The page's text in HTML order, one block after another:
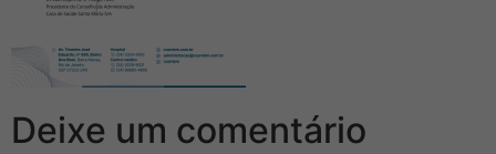
Deixe um comentário